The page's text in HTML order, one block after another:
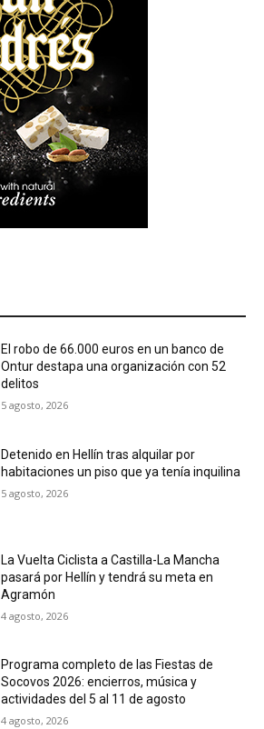
El robo de 66.000 euros en un banco de
Ontur destapa una organización con 52
delitos
5 agosto, 2026
Detenido en Hellín tras alquilar por
habitaciones un piso que ya tenía inquilina
5 agosto, 2026
La Vuelta Ciclista a Castilla-La Mancha
pasará por Hellín y tendrá su meta en
Agramón
4 agosto, 2026
Programa completo de las Fiestas de
Socovos 2026: encierros, música y
actividades del 5 al 11 de agosto
4 agosto, 2026